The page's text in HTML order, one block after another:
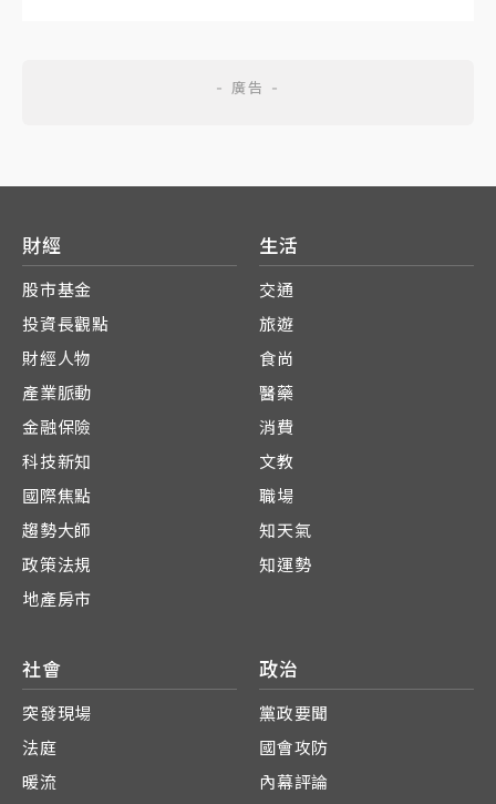
財經
股市基金
投資長觀點
財經人物
產業脈動
金融保險
科技新知
國際焦點
趨勢大師
政策法規
地產房市
生活
交通
旅遊
食尚
醫藥
消費
文教
職場
知天氣
知運勢
社會
突發現場
法庭
暖流
政治
黨政要聞
國會攻防
內幕評論